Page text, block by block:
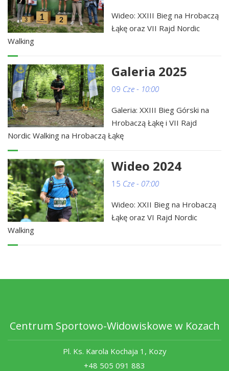
Wideo: XXIII Bieg na Hrobaczą
Łąkę oraz VII Rajd Nordic
Walking
Galeria 2025
09 Cze - 10:00
Galeria: XXIII Bieg Górski na
Hrobaczą Łąkę i VII Rajd
Nordic Walking na Hrobaczą Łąkę
Wideo 2024
15 Cze - 07:00
Wideo: XXII Bieg na Hrobaczą
Łąkę oraz VI Rajd Nordic
Walking
Centrum Sportowo-Widowiskowe w Kozach
Pl. Ks. Karola Kochaja 1, Kozy
+48 505 091 883